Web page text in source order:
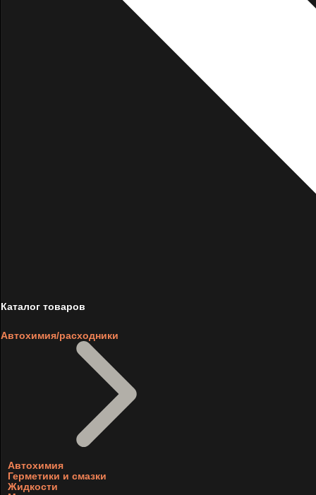
Каталог товаров
Автохимия/расходники
Автохимия
Герметики и смазки
Жидкости